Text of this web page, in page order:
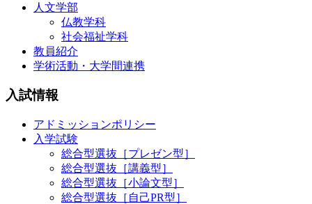
人文学部
仏教学科
社会福祉学科
教員紹介
学術活動・大学間連携
入試情報
アドミッションポリシー
入学試験
総合型選抜［プレゼン型］
総合型選抜［講義型］
総合型選抜［小論文型］
総合型選抜［自己PR型］